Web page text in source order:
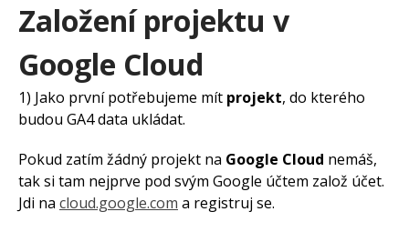
PŘIHLÁSIT SE K
Přihlas se k odběru
Založení projektu v
Google Cloud
1) Jako první potřebujeme mít projekt, do kterého
budou GA4 data ukládat.
Pokud zatím žádný projekt na Google Cloud nemáš,
tak si tam nejprve pod svým Google účtem založ účet.
Jdi na cloud.google.com a registruj se.